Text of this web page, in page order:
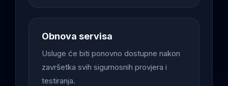
Obnova servisa
Usluge će biti ponovno dostupne nakon
završetka svih sigurnosnih provjera i
testiranja.